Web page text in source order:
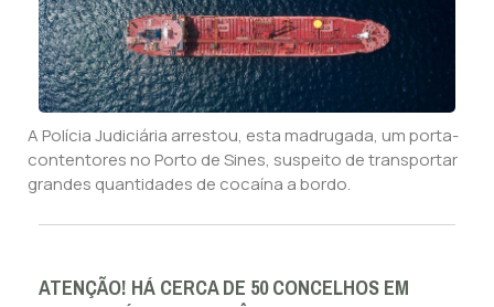
A Polícia Judiciária arrestou, esta madrugada, um porta-
contentores no Porto de Sines, suspeito de transportar
grandes quantidades de cocaína a bordo.
ATENÇÃO! HÁ CERCA DE 50 CONCELHOS EM